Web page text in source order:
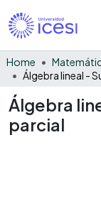
Home
Álgebra
parcial